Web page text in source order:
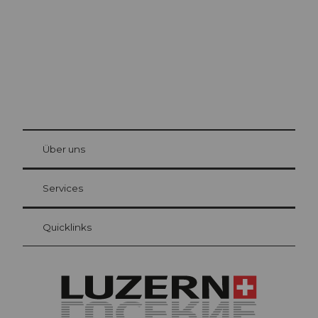
Gästekarte Luzern
Ihre Vorteile als Übernachtungsgast
at Bre
Über uns
Services
Quicklinks